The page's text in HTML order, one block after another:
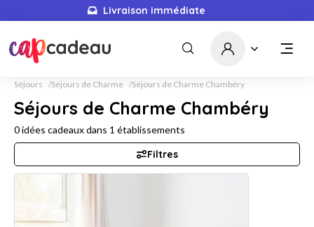
Livraison immédiate
Séjours Séjours de Charme Séjours de Charme Chambéry
Séjours de Charme Chambéry
0idées cadeaux dans 1 établissements
Filtres